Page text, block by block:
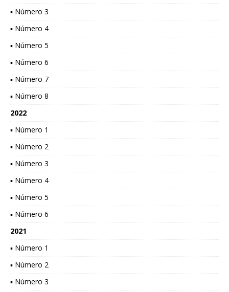
▪ Número 3
▪ Número 4
▪ Número 5
▪ Número 6
▪ Número 7
▪ Número 8
2022
▪ Número 1
▪ Número 2
▪ Número 3
▪ Número 4
▪ Número 5
▪ Número 6
2021
▪ Número 1
▪ Número 2
▪ Número 3